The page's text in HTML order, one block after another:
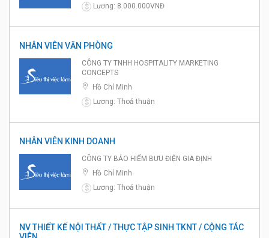
$
Lương: 8.000.000VNĐ
NHÂN VIÊN VĂN PHÒNG
CÔNG TY TNHH HOSPITALITY MARKETING
CONCEPTS
Hồ Chí Minh
$
Lương: Thoả thuận
NHÂN VIÊN KINH DOANH
CÔNG TY BẢO HIỂM BƯU ĐIỆN GIA ĐỊNH
Hồ Chí Minh
$
Lương: Thoả thuận
NV THIẾT KẾ NỘI THẤT / THỰC TẬP SINH TKNT / CỘNG TÁC